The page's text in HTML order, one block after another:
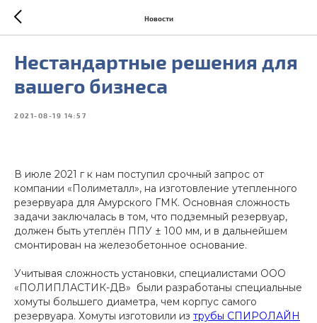
Новости
Нестандартные решения для
вашего бизнеса
2021-08-19 14:57
В июле 2021 г к нам поступил срочный запрос от
компании «Полиметалл», на изготовление утепленного
резервуара для Амурского ГМК. Основная сложность
задачи заключалась в том, что подземный резервуар,
должен быть утеплён ППУ ± 100 мм, и в дальнейшем
смонтирован на железобетонное основание.
Учитывая сложность установки, специалистами ООО
«ПОЛИПЛАСТИК-ДВ» были разработаны специальные
хомуты большего диаметра, чем корпус самого
резервуара. Хомуты изготовили из трубы СПИРОЛАЙН